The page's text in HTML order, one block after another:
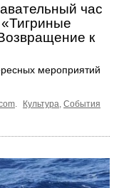
час
к
мероприятий
Культура События